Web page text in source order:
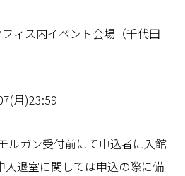
ィス内イベント会場（千代田
月)23:59
ルガン受付前にて申込者に入館
入退室に関しては申込の際に備